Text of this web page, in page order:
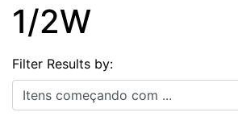
1/2W
Filter Results by:
Itens começando com ...